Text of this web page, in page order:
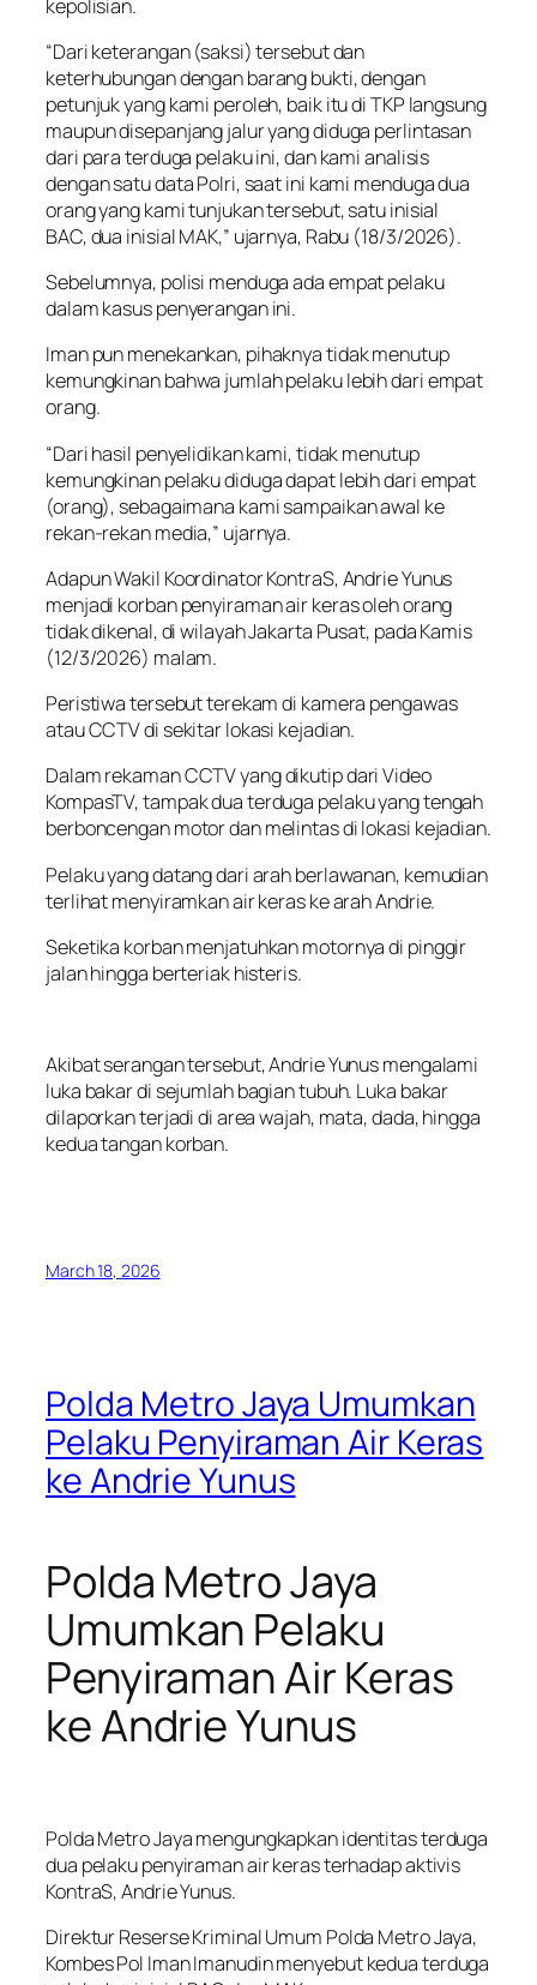
kepolisian.
“Dari keterangan (saksi) tersebut dan
keterhubungan dengan barang bukti, dengan
petunjuk yang kami peroleh, baik itu di TKP langsung
maupun disepanjang jalur yang diduga perlintasan
dari para terduga pelaku ini, dan kami analisis
dengan satu data Polri, saat ini kami menduga dua
orang yang kami tunjukan tersebut, satu inisial
BAC, dua inisial MAK,” ujarnya, Rabu (18/3/2026).
Sebelumnya, polisi menduga ada empat pelaku
dalam kasus penyerangan ini.
Iman pun menekankan, pihaknya tidak menutup
kemungkinan bahwa jumlah pelaku lebih dari empat
orang.
“Dari hasil penyelidikan kami, tidak menutup
kemungkinan pelaku diduga dapat lebih dari empat
(orang), sebagaimana kami sampaikan awal ke
rekan-rekan media,” ujarnya.
Adapun Wakil Koordinator KontraS, Andrie Yunus
menjadi korban penyiraman air keras oleh orang
tidak dikenal, di wilayah Jakarta Pusat, pada Kamis
(12/3/2026) malam.
Peristiwa tersebut terekam di kamera pengawas
atau CCTV di sekitar lokasi kejadian.
Dalam rekaman CCTV yang dikutip dari Video
KompasTV, tampak dua terduga pelaku yang tengah
berboncengan motor dan melintas di lokasi kejadian.
Pelaku yang datang dari arah berlawanan, kemudian
terlihat menyiramkan air keras ke arah Andrie.
Seketika korban menjatuhkan motornya di pinggir
jalan hingga berteriak histeris.
Akibat serangan tersebut, Andrie Yunus mengalami
luka bakar di sejumlah bagian tubuh. Luka bakar
dilaporkan terjadi di area wajah, mata, dada, hingga
kedua tangan korban.
March 18, 2026
Polda Metro Jaya Umumkan
Pelaku Penyiraman Air Keras
ke Andrie Yunus
Polda Metro Jaya
Umumkan Pelaku
Penyiraman Air Keras
ke Andrie Yunus
Polda Metro Jaya mengungkapkan identitas terduga
dua pelaku penyiraman air keras terhadap aktivis
KontraS, Andrie Yunus.
Direktur Reserse Kriminal Umum Polda Metro Jaya,
Kombes Pol Iman Imanudin menyebut kedua terduga